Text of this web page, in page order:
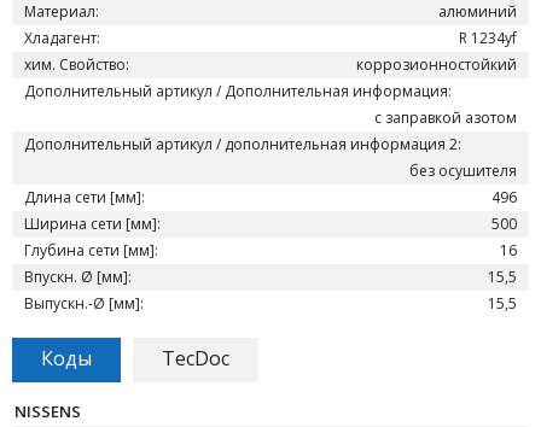
Материал:
алюминий
Хладагент:
R 1234yf
хим. Свойство:
коррозионностойкий
Дополнительный артикул / Дополнительная информация:
с заправкой азотом
Дополнительный артикул / дополнительная информация 2:
без осушителя
Длина сети [мм]:
496
Ширина сети [мм]:
500
Глубина сети [мм]:
16
Впускн. Ø [мм]:
15,5
Выпускн.-Ø [мм]:
15,5
Коды TecDoc
NISSENS